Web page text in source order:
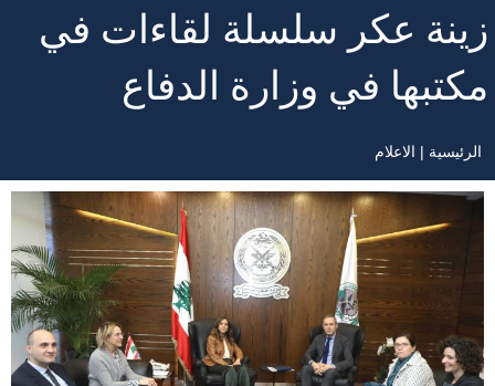
زينة عكر سلسلة لقاءات في
مكتبها في وزارة الدفاع
مسار
التنقل
الرئيسية الاعلام